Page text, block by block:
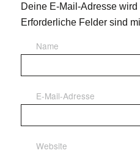
Deine E-Mail-Adresse
Erforderliche Felder sind
Name
E-Mail-Adresse
Website